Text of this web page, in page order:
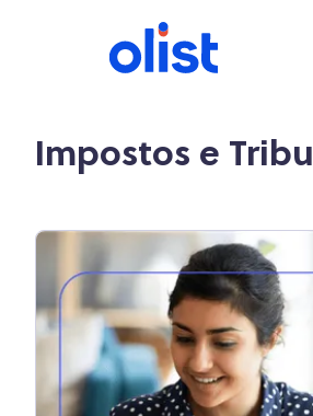
Impostos e